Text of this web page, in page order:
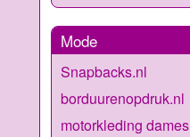
Mode
Snapbacks.nl
borduurenopdruk.nl
motorkleding dames